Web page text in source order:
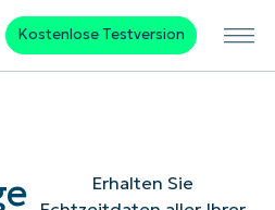
Kostenlose Testversion
Erhalten Sie